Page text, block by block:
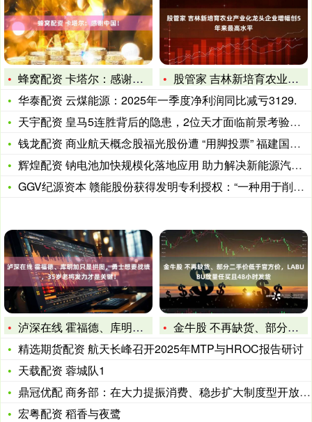
蜂窝配资 卡塔尔：感谢中国！
股管家 吉林新培育农业产业化龙头企业增幅创5年来最高水平
华泰配资 云煤能源：2025年一季度净利润同比减亏3129.
天宇配资 皇马5连胜背后的隐患，2位天才面临前景考验，1人引
钱龙配资 商业航天概念股福光股份遭 “用脚投票” 福建国资二
辉煌配资 钠电池加快规模化落地应用 助力解决新能源汽车“痛点
GGV纪源资本 赣能股份获得发明专利授权：“一种用于削除尖峰
泸深在线 霍福德、库明加只是拼图，勇士想要战绩，35岁老将发
金牛股 不再缺货、部分二手价低于官方价，LABUBU放量任买
精选期货配资 航天长峰召开2025年MTP与HROC报告研讨
天载配资 蓉城队1
鼎冠优配 商务部：在大力提振消费、稳步扩大制度型开放等方面出
宏粤配资 稻香与夜鹭